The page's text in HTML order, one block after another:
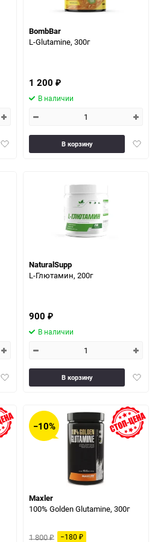
Добавить
BombBar
L-Glutamine, 300г
1 200 ₽
В наличии
В корзину
Добавить
NaturalSupp
L-Глютамин, 200г
900 ₽
В наличии
В корзину
−10%
Maxler
100% Golden Glutamine, 300г
1 800₽ −180 ₽